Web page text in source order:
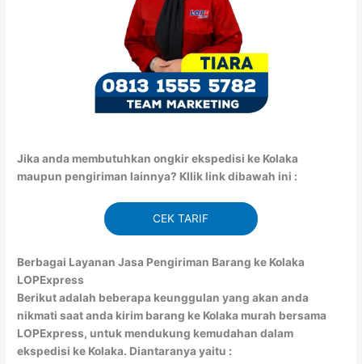
Jika anda membutuhkan ongkir ekspedisi ke Kolaka
maupun pengiriman lainnya? Kllik link dibawah ini :
CEK TARIF
Berbagai Layanan Jasa Pengiriman Barang ke Kolaka
LOPExpress
Berikut adalah beberapa keunggulan yang akan anda
nikmati saat anda kirim barang ke Kolaka murah bersama
LOPExpress, untuk mendukung kemudahan dalam
ekspedisi ke Kolaka. Diantaranya yaitu :